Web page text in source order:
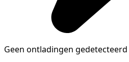
Geen ontladingen gedetecteerd